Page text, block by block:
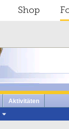
Shop
Aktivitäten